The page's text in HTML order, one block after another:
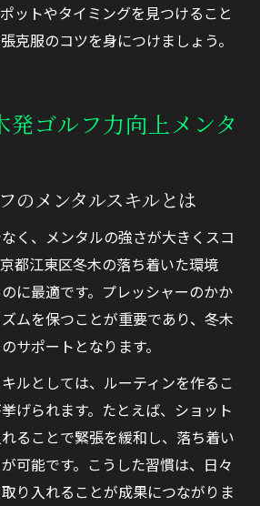
ットやタイミングを見つけること
克服のコツを身につけましょう。
発ゴルフ力向上メンタ
のメンタルスキルとは
く、メンタルの強さが大きくスコ
都江東区冬木の落ち着いた環境
に最適です。プレッシャーのかか
ムを保つことが重要であり、冬木
サポートとなります。
ルとしては、ルーティンを作るこ
げられます。たとえば、ショット
ることで緊張を緩和し、落ち着い
可能です。こうした習慣は、日々
り入れることが成果につながりま